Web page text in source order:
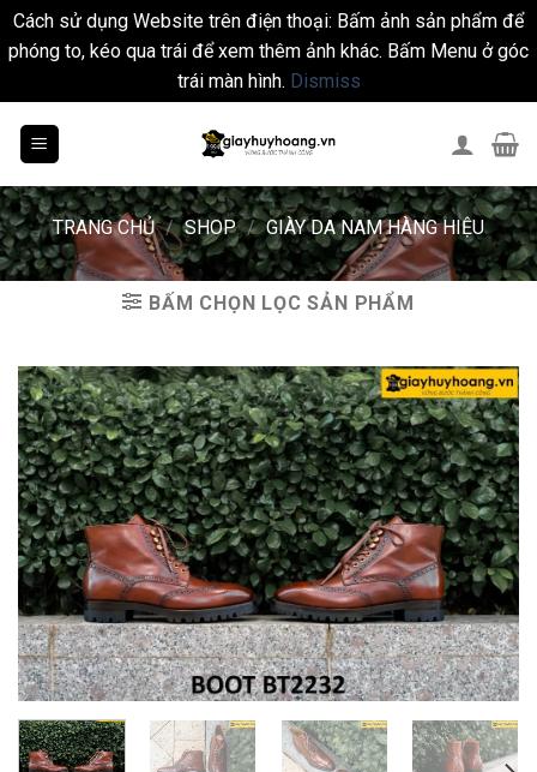
Cách sử dụng Website trên điện thoại: Bấm ảnh sản phẩm để
phóng to, kéo qua trái để xem thêm ảnh khác. Bấm Menu ở góc
trái màn hình. Dismiss
TRANG CHỦ / SHOP / GIÀY DA NAM HÀNG HIỆU
BẤM CHỌN LỌC SẢN PHẨM